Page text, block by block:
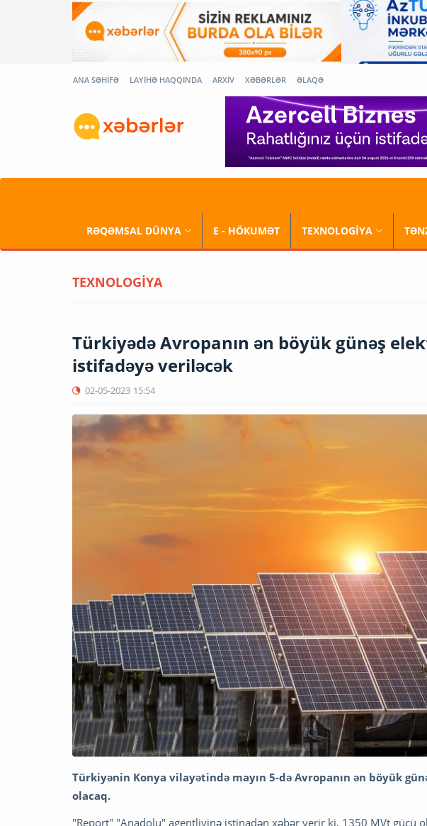
ANA SƏHİFƏ LAYİHƏ HAQQINDA ARXİV XƏBƏRLƏR ƏLAQƏ
RƏQƏMSAL DÜNYA E - HÖKUMƏT TEXNOLOGİYA
TEXNOLOGİYA
Türkiyədə Avropanın ən böyük günəş
istifadəyə veriləcək
02-05-2023 15:54
Türkiyənin Konya vilayətində mayın 5-də Avropanın ən böyük
olacaq.
"Report" "Anadolu" agentliyinə istinadən xəbər verir ki, 1350 MVt gücü